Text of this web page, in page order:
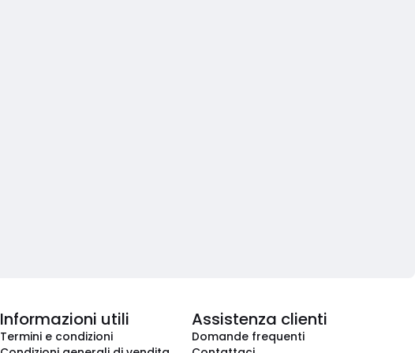
Informazioni utili
Termini e condizioni
Assistenza clienti
Domande frequenti